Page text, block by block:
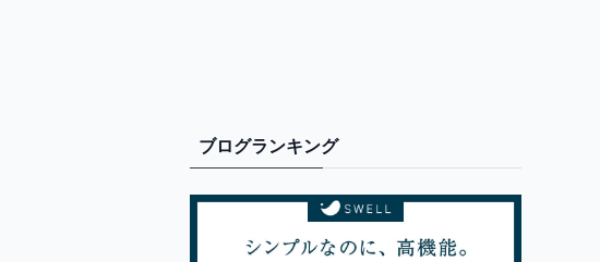
ブログランキング